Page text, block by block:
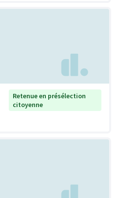
Retenue en présélection
citoyenne